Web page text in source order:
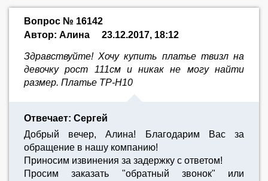
Вопрос № 16142
Автор: Алина
23.12.2017, 18:12
Здравствуйте! Хочу купить платье твизл на
девочку рост 111см и никак не могу найти
размер. Платье TP-H10
Отвечает: Сергей
Добрый вечер, Алина! Благодарим Вас за
обращение в нашу компанию!
Приносим извинения за задержку с ответом!
Просим заказать "обратный звонок" или